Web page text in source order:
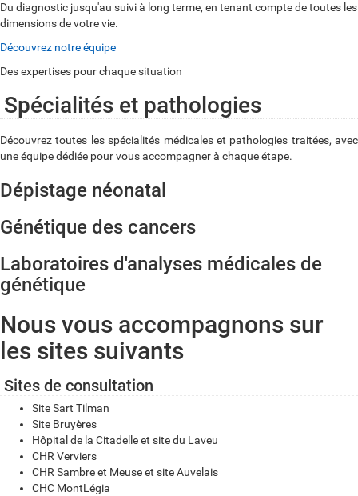
Du diagnostic jusqu'au suivi à long terme, en tenant compte de toutes les
dimensions de votre vie.
Découvrez notre équipe
Des expertises pour chaque situation
Spécialités et pathologies
Découvrez toutes les spécialités médicales et pathologies traitées, avec
une équipe dédiée pour vous accompagner à chaque étape.
Dépistage néonatal
Génétique des cancers
Laboratoires d'analyses médicales de
génétique
Nous vous accompagnons sur
les sites suivants
Sites de consultation
Site Sart Tilman
Site Bruyères
Hôpital de la Citadelle et site du Laveu
CHR Verviers
CHR Sambre et Meuse et site Auvelais
CHC MontLégia